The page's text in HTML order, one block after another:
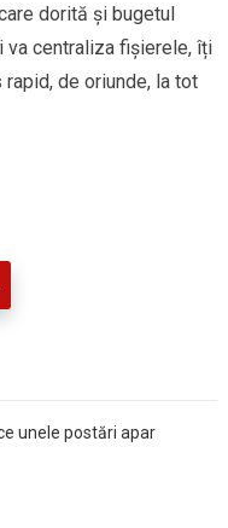
dorită și bugetul
va centraliza fișierele, îți
de oriunde, la tot
unele postări apar